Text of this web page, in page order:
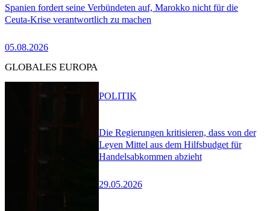
Spanien fordert seine Verbündeten auf, Marokko nicht für die
Ceuta-Krise verantwortlich zu machen
05.08.2026
GLOBALES EUROPA
Die Regierungen kritisieren, dass von der
Leyen Mittel aus dem Hilfsbudget für
Handelsabkommen abzieht
29.05.2026
POLITIK